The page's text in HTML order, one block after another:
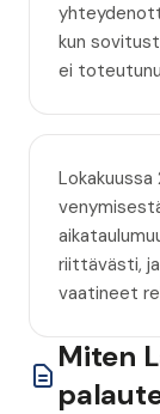
kun
ei
riittävästi,
vaatineet
Miten